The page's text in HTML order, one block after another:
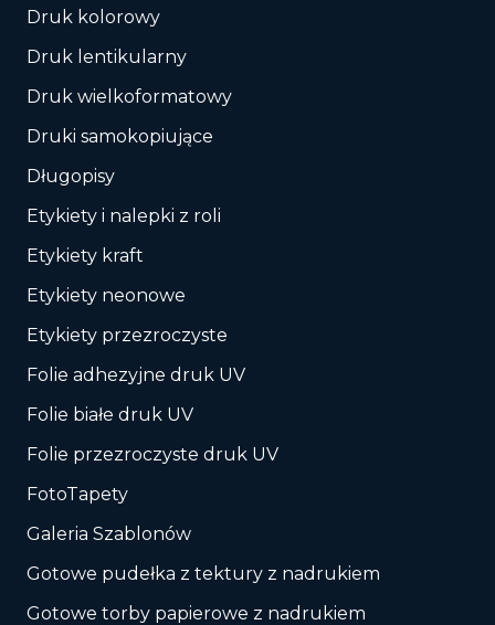
Druk kolorowy
Druk lentikularny
Druk wielkoformatowy
Druki samokopiujące
Długopisy
Etykiety i nalepki z roli
Etykiety kraft
Etykiety neonowe
Etykiety przezroczyste
Folie adhezyjne druk UV
Folie białe druk UV
Folie przezroczyste druk UV
FotoTapety
Galeria Szablonów
Gotowe pudełka z tektury z nadrukiem
Gotowe torby papierowe z nadrukiem